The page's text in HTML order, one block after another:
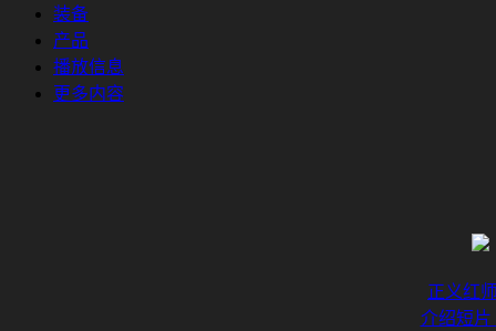
装备
产品
播放信息
更多内容
正义红
介绍短片